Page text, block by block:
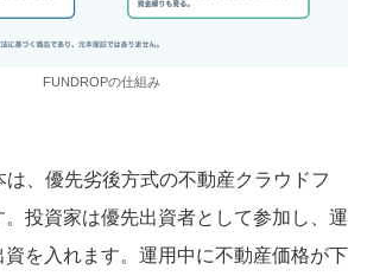
FUNDROPの仕組み
、優先劣後方式の不動産クラウドフ
。投資家は優先出資者として参加し、運
を入れます。運用中に不動産価格が下